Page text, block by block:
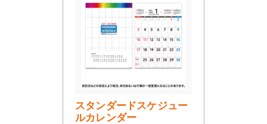
スタンダードスケジュー
ルカレンダー